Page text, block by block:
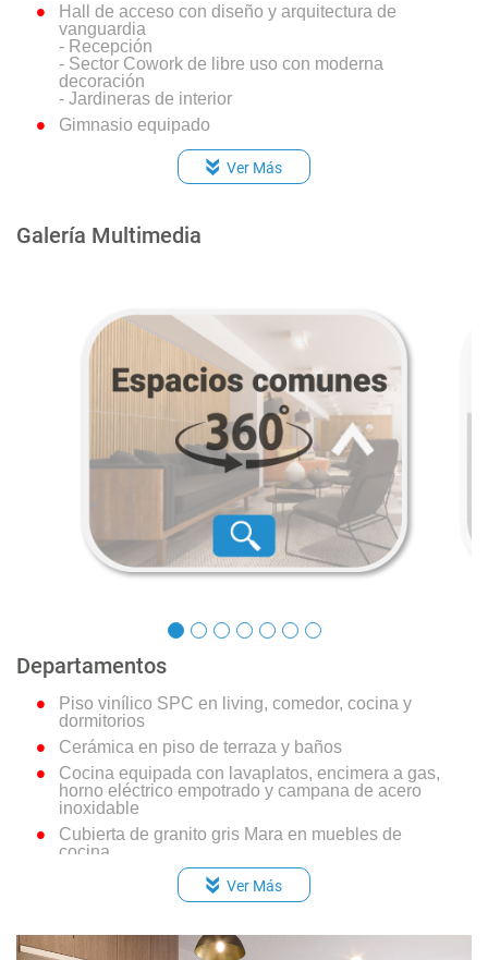
Hall de acceso con diseño y arquitectura de
vanguardia
- Recepción
- Sector Cowork de libre uso con moderna
decoración
- Jardineras de interior
Gimnasio equipado
Sala para lavado y secado en cada torre
Sala de uso múltiple con moderna decoración
Bodega E-Commerce
Portón vehicular automático
Instalación de citofonía inalámbrica conectada a
conserjería (por App móvil)
Equipo electrógeno de emergencia
Ver Más
Galería Multimedia
Departamentos
Piso vinílico SPC en living, comedor, cocina y
dormitorios
Cerámica en piso de terraza y baños
Cocina equipada con lavaplatos, encimera a gas,
horno eléctrico empotrado y campana de acero
inoxidable
Cubierta de granito gris Mara en muebles de
cocina
Dormitorio principal en suite
Espacio y conexión para lavadora en todos los
Calefont individual en cada departamento
Ver Más